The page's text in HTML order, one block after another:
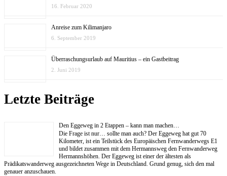
16. Februar 2020
Anreise zum Kilimanjaro
6. September 2019
Überraschungsurlaub auf Mauritius – ein Gastbeitrag
2. Juni 2019
Letzte Beiträge
Den Eggeweg in 2 Etappen – kann man machen…
Die Frage ist nur… sollte man auch? Der Eggeweg hat gut 70
Kilometer, ist ein Teilstück des Europäischen Fernwanderwegs E1
und bildet zusammen mit dem Hermannsweg den Fernwanderweg
Hermannshöhen. Der Eggeweg ist einer der ältesten als
Prädikatswanderweg ausgezeichneten Wege in Deutschland. Grund genug, sich den mal
genauer anzuschauen.